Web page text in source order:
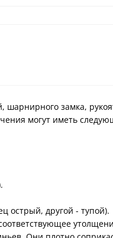
замка,
могут иметь
острый, другой - тупой).